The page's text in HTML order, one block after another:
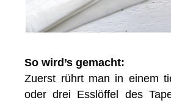
So wird’s gemacht:
Zuerst rührt man in einem
oder drei Esslöffel des